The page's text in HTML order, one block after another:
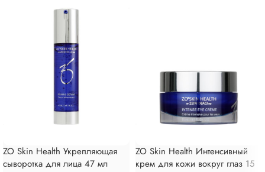
ZO Skin Health Укрепляющая
сыворотка для лица 47 мл
ZO Skin Health Интенсивный
крем для кожи вокруг глаз 15